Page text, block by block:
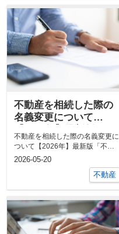
不動産を相続した際の
名義変更について
不動産を相続した際の名義変更に
ついて【2026年】最新版「不動
産相続をした際の名義変更をどう
2026-05-20
不動産